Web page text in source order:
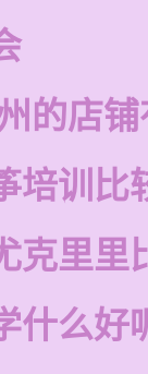
的店
培训比
克里里
什么好